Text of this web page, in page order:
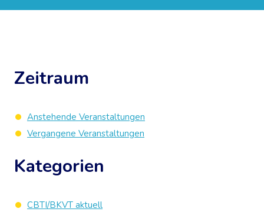
Zeitraum
Anstehende Veranstaltungen
Vergangene Veranstaltungen
Kategorien
CBTI/BKVT aktuell